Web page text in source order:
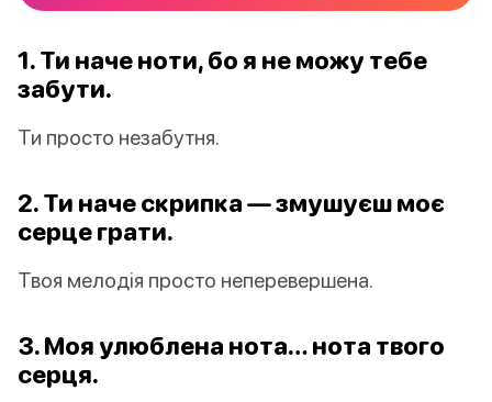
1. Ти наче ноти, бо я не можу тебе
забути.
Ти просто незабутня.
2. Ти наче скрипка — змушуєш моє
серце грати.
Твоя мелодія просто неперевершена.
3. Моя улюблена нота… нота твого
серця.